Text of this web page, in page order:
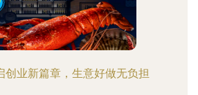
创业新篇章，生意好做无负担